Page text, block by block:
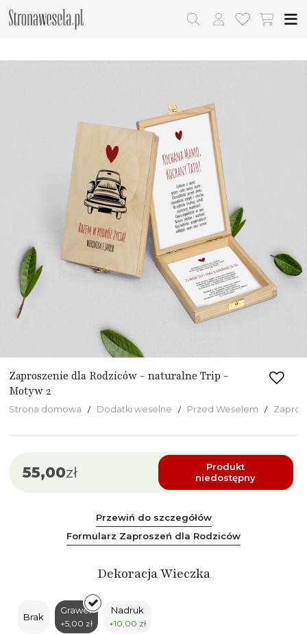
Zaproszenie dla Rodziców - naturalne Trip -
Motyw 2
Strona domowa Dodatki weselne Przed Weselem
55,00zł
Produkt
niedostępny
Przewiń do szczegółów
Formularz Zaproszeń dla Rodziców
Dekoracja Wieczka
Brak
Grawer
+5,00 zł
Nadruk
+10,00 zł